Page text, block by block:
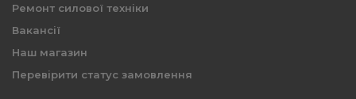
Ремонт силової техніки
Вакансії
Наш магазин
Перевірити статус замовлення